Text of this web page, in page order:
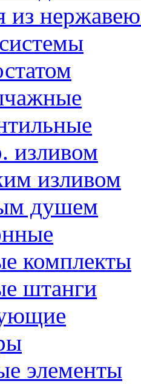
из
изливом
изливом
душем
комплекты
штанги
элементы